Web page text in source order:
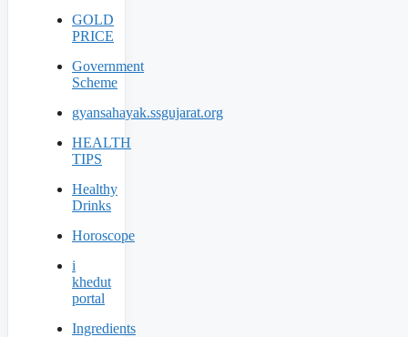
GOLD
PRICE
Government
Scheme
gyansahayak.ssgujarat.org
HEALTH
TIPS
Healthy
Drinks
Horoscope
i
khedut
portal
Ingredients